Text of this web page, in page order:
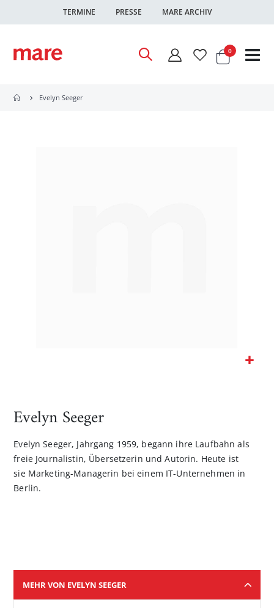
TERMINE PRESSE MARE ARCHIV
Warenkorb
0Artikel
Evelyn Seeger
Bildgalerie
Evelyn Seeger
Evelyn Seeger, Jahrgang 1959, begann ihre Laufbahn als
freie Journalistin, Übersetzerin und Autorin. Heute ist
sie Marketing-Managerin bei einem IT-Unternehmen in
Berlin.
MEHR VON EVELYN SEEGER